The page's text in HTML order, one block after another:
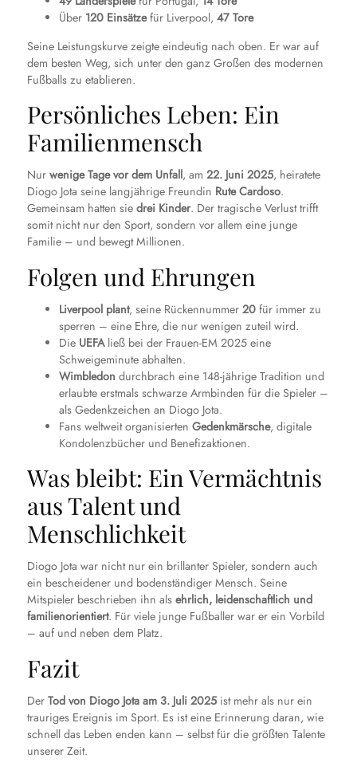
Über 120 Einsätzefür Liverpool, 47 Tore
Seine Leistungskurve zeigte eindeutig nach oben. Er war auf
dem besten Weg, sich unter den ganz Großen des modernen
Fußballs zu etablieren.
Persönliches Leben: Ein
Familienmensch
Nur wenige Tage vor dem Unfall, am 22. Juni 2025, heiratete
Diogo Jota seine langjährige Freundin Rute Cardoso.
Gemeinsam hatten sie drei Kinder. Der tragische Verlust trifft
somit nicht nur den Sport, sondern vor allem eine junge
Familie – und bewegt Millionen.
Folgen und Ehrungen
Liverpool plant, seine Rückennummer 20 für immer zu
sperren – eine Ehre, die nur wenigen zuteil wird.
Die UEFAließ bei der Frauen-EM 2025 eine
Schweigeminute abhalten.
Wimbledon durchbrach eine 148-jährige Tradition und
erlaubte erstmals schwarze Armbinden für die Spieler –
als Gedenkzeichen an Diogo Jota.
Fans weltweit organisierten Gedenkmärsche, digitale
Kondolenzbücher und Benefizaktionen.
Was bleibt: Ein Vermächtnis
aus Talent und
Menschlichkeit
Diogo Jota war nicht nur ein brillanter Spieler, sondern auch
ein bescheidener und bodenständiger Mensch. Seine
Mitspieler beschrieben ihn als ehrlich, leidenschaftlich und
familienorientiert. Für viele junge Fußballer war er ein Vorbild
– auf und neben dem Platz.
Fazit
Der Tod von Diogo Jota am 3. Juli 2025 ist mehr als nur ein
trauriges Ereignis im Sport. Es ist eine Erinnerung daran, wie
schnell das Leben enden kann – selbst für die größten Talente
unserer Zeit.